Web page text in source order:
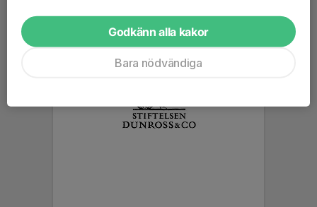
Godkänn alla kakor
Bara nödvändiga